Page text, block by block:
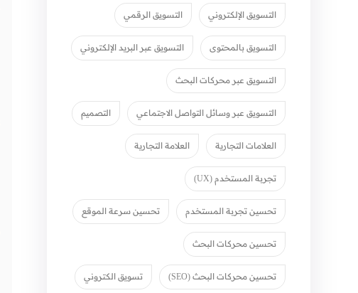
التسويق الإلكتروني التسويق الرقمي
التسويق بالمحتوى التسويق عبر البريد الإلكتروني
التسويق عبر محركات البحث
التسويق عبر وسائل التواصل الاجتماعي التصميم
العلامات التجارية العلامة التجارية
تجربة المستخدم (UX)
تحسين تجربة المستخدم تحسين سرعة الموقع
تحسين محركات البحث
تحسين محركات البحث (SEO) تسويق الكتروني